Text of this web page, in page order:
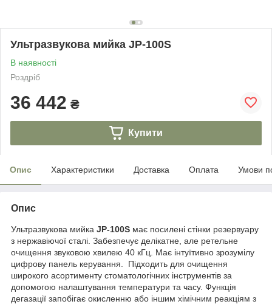
Ультразвукова мийка JP-100S
В наявності
Роздріб
36 442 ₴
Купити
Опис Характеристики Доставка Оплата Умови
Опис
Ультразвукова мийка JP-100S має посилені стінки резервуару
з нержавіючої сталі. Забезпечує делікатне, але ретельне
очищення звуковою хвилею 40 кГц. Має інтуїтивно зрозумілу
цифрову панель керування. Підходить для очищення
широкого асортименту стоматологічних інструментів за
допомогою налаштування температури та часу. Функція
дегазації запобігає окисленню або іншим хімічним реакціям з